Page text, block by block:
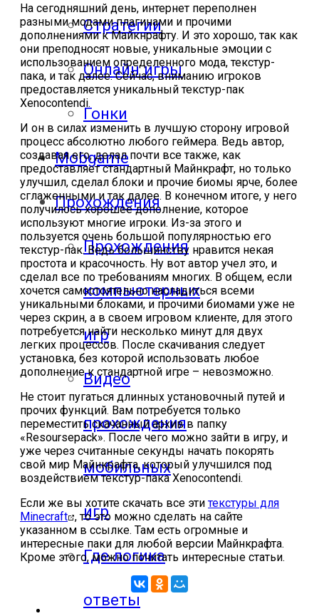
Стратегии
Онлайн игры
Гонки
Mobgame
Прохождения
Прохождения
компьютерных
игр
Видео
прохождения
мобильных
игр
Где логика
ответы
На сегодняшний день, интернет переполнен
разными модами плагинами и прочими
дополнениями к Майкнрафту. И это хорошо, так как
они преподносят новые, уникальные эмоции с
использованием определенного мода, текстур-
пака, и так далее. Сейчас, вниманию игроков
предоставляется уникальный текстур-пак
Xenocontendi.
И он в силах изменить в лучшую сторону игровой
процесс абсолютно любого геймера. Ведь автор,
создавая его, делал почти все также, как
предоставляет стандартный Майнкрафт, но только
улучшил, сделал блоки и прочие биомы ярче, более
сглаженными и так далее. В конечном итоге, у него
получилось хорошее дополнение, которое
используют многие игроки. Из-за этого и
пользуется очень большой популярностью его
текстур-пак. Ведь большинству нравится некая
простота и красочность. Ну вот автор учел это, и
сделал все по требованиям многих. В общем, если
хочется самостоятельно насладиться всеми
уникальными блоками, и прочими биомами уже не
через скрин, а в своем игровом клиенте, для этого
потребуется найти несколько минут для двух
легких процессов. После скачивания следует
установка, без которой использовать любое
дополнение к стандартной игре – невозможно.
Не стоит пугаться длинных установочный путей и
прочих функций. Вам потребуется только
переместить скачанный архив в папку
«Resoursepack». После чего можно зайти в игру, и
уже через считанные секунды начать покорять
свой мир Майнкрафта, который улучшился под
воздействием текстур-пака Xenocontendi.
Если же вы хотите скачать все этитекстуры для
Minecraft , то это можно сделать на сайте
указанном в ссылке. Там есть огромные и
интересные паки для любой версии Майнкрафта.
Кроме этого, можно почитать интересные статьи.